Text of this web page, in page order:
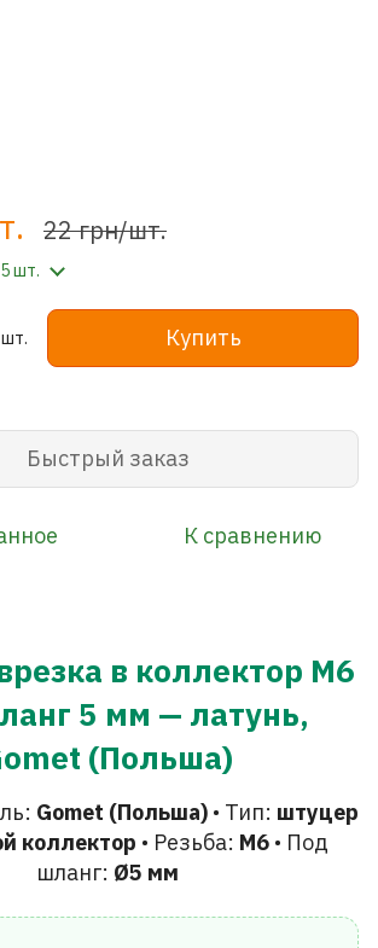
22 грн/шт.
шт.
шт. Купить
Быстрый заказ
К сравнению
в коллектор M6
5 мм — латунь,
(Польша)
Gomet (Польша) • Тип: штуцер
коллектор • Резьба: M6 • Под
шланг: Ø5 мм